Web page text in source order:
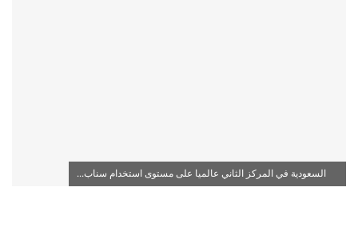
السعودية في المركز الثاني عالميا على مستوى استخدام سناب...